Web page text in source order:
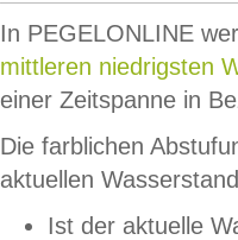
In PEGELONLINE
mittleren niedrigsten
einer Zeitspanne in
Die farblichen
aktuellen
Ist der aktuelle